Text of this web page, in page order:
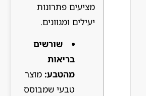
מציעים פתרונות
יעילים ומגוונים.
שורשים
בריאות
מהטבע: מוצר
טבעי שמבוסס